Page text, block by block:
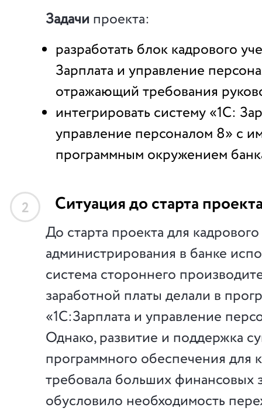
Задачи проекта:
разработать блок кадрового
Зарплата и управление
отражающий требования
интегрировать систему «1С:
управление персоналом 8» с
программным окружением
2 Ситуация до старта
До старта проекта для
администрирования в банке
система стороннего
заработной платы делали в
«1С:Зарплата и управление
Однако, развитие и поддержка
программного обеспечения для
требовала больших финансовых
обусловило необходимость